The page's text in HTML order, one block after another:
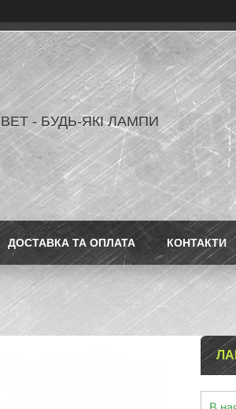
- БУДЬ-ЯКІ ЛАМПИ
ДОСТАВКА ТА ОПЛАТА КОНТАКТИ